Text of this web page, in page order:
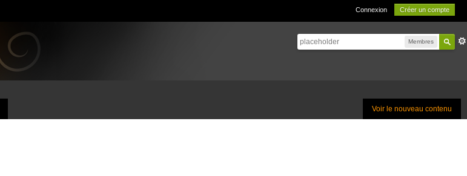
Connexion Créer un compte
Membres
Voir le nouveau contenu